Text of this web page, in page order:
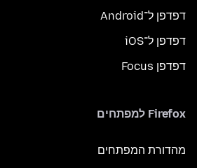
דפדפן ל־Android
דפדפן ל־iOS
דפדפן Focus
Firefox למפתחים
מהדורת המפתחים